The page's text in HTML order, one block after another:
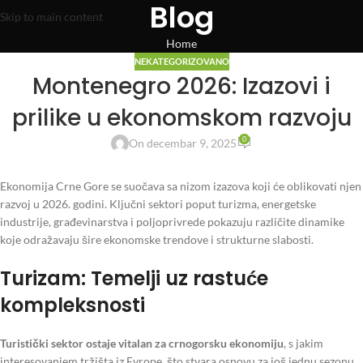
Skip to main content Blog
Home
NEKATEGORIZOVANO
Montenegro 2026: Izazovi i
prilike u ekonomskom razvoju
On decembar 9, 2025 0
Ekonomija Crne Gore se suočava sa nizom izazova koji će oblikovati njen
razvoj u 2026. godini. Ključni sektori poput turizma, energetske
industrije, građevinarstva i poljoprivrede pokazuju različite dinamike
koje odražavaju šire ekonomske trendove i strukturne slabosti.
Turizam: Temelji uz rastuće
kompleksnosti
Turistički sektor ostaje vitalan za crnogorsku ekonomiju, s jakim